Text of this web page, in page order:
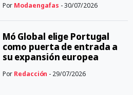
Por Modaengafas - 30/07/2026
Mó Global elige Portugal
como puerta de entrada a
su expansión europea
Por Redacción - 29/07/2026